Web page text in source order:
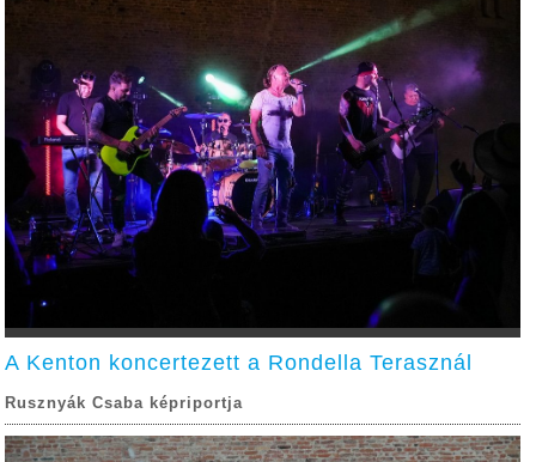
A Kenton koncertezett a Rondella Terasznál
Rusznyák Csaba képriportja